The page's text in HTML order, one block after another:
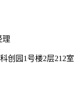
理
创园1号楼2层212室